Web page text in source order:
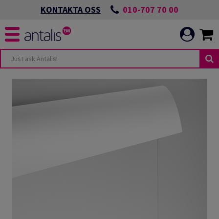
KONTAKTA OSS 010-707 70 00